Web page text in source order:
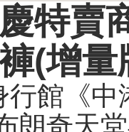
特賣
(增量
行館《
朗奇天